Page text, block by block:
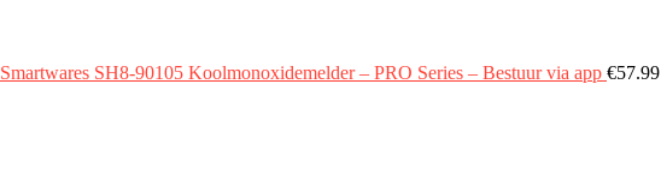
Smartwares SH8-90105 Koolmonoxidemelder – PRO Series – Bestuur via app €57.99